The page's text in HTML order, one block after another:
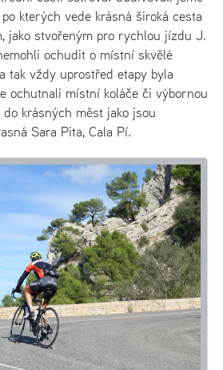
kterých vede krásná široká cesta
jako stvořeným pro rychlou jízdu J.
ochudit o místní skvělé
tak vždy uprostřed etapy byla
ochutnali místní koláče či výbornou
krásných měst jako jsou
Sara Pita, Cala Pí.